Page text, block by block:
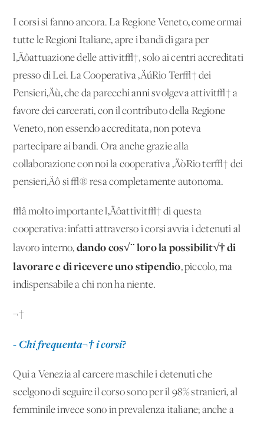
I corsi si fanno ancora. La Regione Veneto, come ormai
tutte le Regioni Italiane, apre i bandi di gara per
l‚Äôattuazione delle attivit√†, solo ai centri accreditati
presso di Lei. La Cooperativa ‚ÄúRio Ter√† dei
Pensieri‚Äù, che da parecchi anni svolgeva attivit√† a
favore dei carcerati, con il contributo della Regione
Veneto, non essendo accreditata, non poteva
partecipare ai bandi. Ora anche grazie alla
collaborazione con noi la cooperativa ‚ÄòRio ter√† dei
pensieri‚Äô si √® resa completamente autonoma.
√â molto importante l‚Äôattivit√† di questa
cooperativa: infatti attraverso i corsi avvia i detenuti al
lavoro interno, dando cos√¨ loro la possibilit√† di
lavorare e di ricevere uno stipendio, piccolo, ma
indispensabile a chi non ha niente.
¬†
- Chi frequenta¬† i corsi?
Qui a Venezia al carcere maschile i detenuti che
scelgono di seguire il corso sono per il 98% stranieri, al
femminile invece sono in prevalenza italiane; anche a